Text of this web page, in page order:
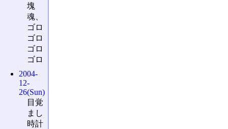
塊
魂、
ゴロ
ゴロ
ゴロ
ゴロ
2004-
12-
26(Sun)
目覚
まし
時計